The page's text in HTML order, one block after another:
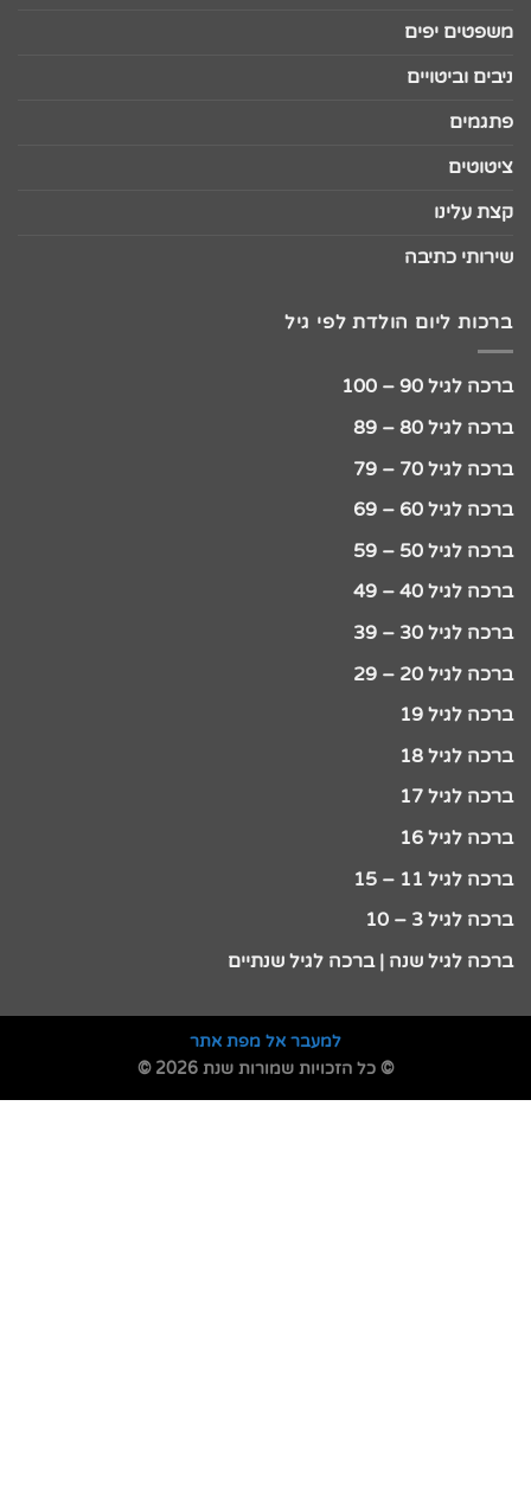
משפטים יפים
ניבים וביטויים
פתגמים
ציטוטים
קצת עלינו
שירותי כתיבה
ברכות ליום הולדת לפי גיל
ברכה לגיל 90 – 100
ברכה לגיל 80 – 89
ברכה לגיל 70 – 79
ברכה לגיל 60 – 69
ברכה לגיל 50 – 59
ברכה לגיל 40 – 49
ברכה לגיל 30 – 39
ברכה לגיל 20 – 29
ברכה לגיל 19
ברכה לגיל 18
ברכה לגיל 17
ברכה לגיל 16
ברכה לגיל 11 – 15
ברכה לגיל 3 – 10
ברכה לגיל שנה | ברכה לגיל שנתיים
למעבר אל מפת אתר
© כל הזכויות שמורות שנת 2026 ©